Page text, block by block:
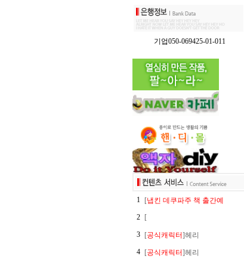
기업050-069425-01-011
1 [냅킨 데쿠파주 책 출간예
2
[
3 [공식캐릭터]헤리
4
[공식캐릭터]헤리